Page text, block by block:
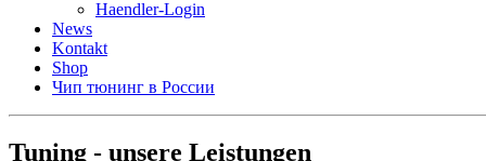
Haendler-Login
News
Kontakt
Shop
Чип тюнинг в России
Tuning - unsere Leistungen